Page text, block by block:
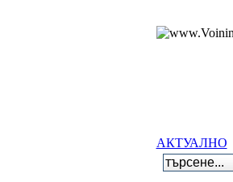
АКТУАЛНО